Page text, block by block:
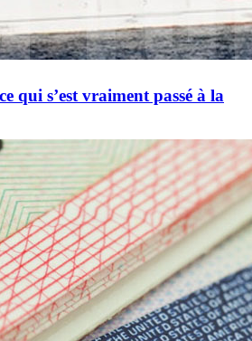
qui s’est vraiment passé à la